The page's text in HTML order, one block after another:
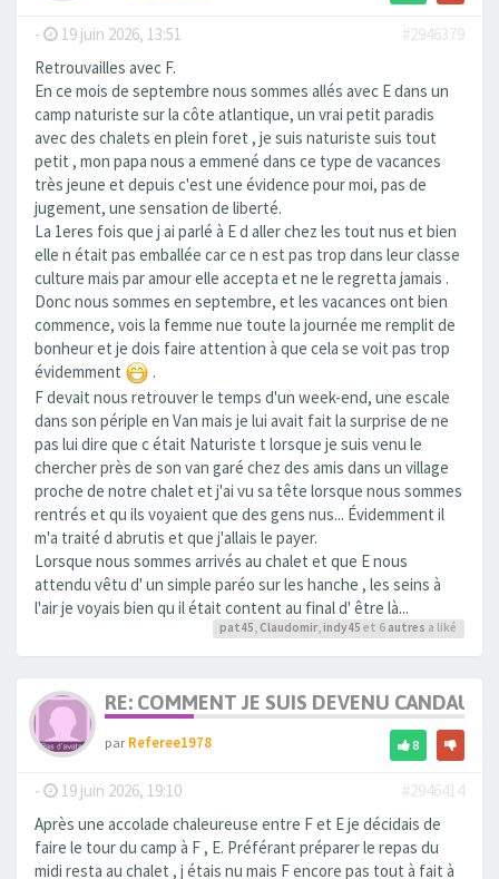
- 19 juin 2026, 13:51
#2946379
Retrouvailles avec F.
En ce mois de septembre nous sommes allés avec E dans un
camp naturiste sur la côte atlantique, un vrai petit paradis
avec des chalets en plein foret , je suis naturiste suis tout
petit , mon papa nous a emmené dans ce type de vacances
très jeune et depuis c'est une évidence pour moi, pas de
jugement, une sensation de liberté.
La 1eres fois que j ai parlé à E d aller chez les tout nus et bien
elle n était pas emballée car ce n est pas trop dans leur classe
culture mais par amour elle accepta et ne le regretta jamais .
Donc nous sommes en septembre, et les vacances ont bien
commence, vois la femme nue toute la journée me remplit de
bonheur et je dois faire attention à que cela se voit pas trop
évidemment
.
F devait nous retrouver le temps d'un week-end, une escale
dans son périple en Van mais je lui avait fait la surprise de ne
pas lui dire que c était Naturiste t lorsque je suis venu le
chercher près de son van garé chez des amis dans un village
proche de notre chalet et j'ai vu sa tête lorsque nous sommes
rentrés et qu ils voyaient que des gens nus... Évidemment il
m'a traité d abrutis et que j'allais le payer.
Lorsque nous sommes arrivés au chalet et que E nous
attendu vêtu d' un simple paréo sur les hanche , les seins à
l'air je voyais bien qu il était content au final d' être là...
pat45, Claudomir, indy45 et 6 autres a liké
RE: COMMENT JE SUIS DEVENU
parReferee1978 8
- 19 juin 2026, 19:10
#2946414
Après une accolade chaleureuse entre F et E je décidais de
faire le tour du camp à F , E. Préférant préparer le repas du
midi resta au chalet , j étais nu mais F encore pas tout à fait à